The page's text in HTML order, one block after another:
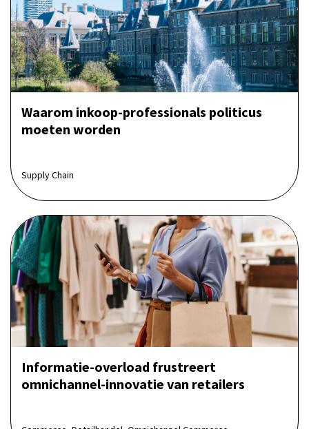
Waarom inkoop-professionals politicus
moeten worden
Supply Chain
Informatie-overload frustreert
omnichannel-innovatie van retailers